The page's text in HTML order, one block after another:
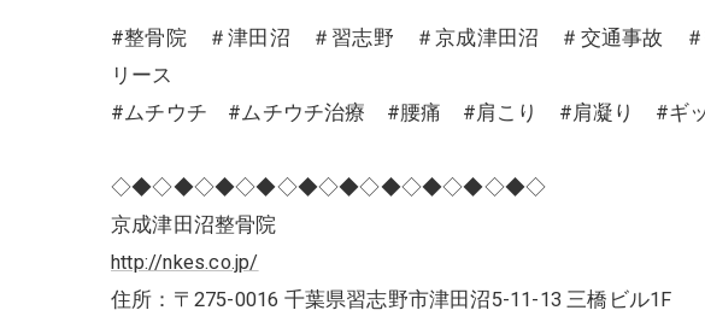
#整骨院 ＃津田沼 ＃習志野 ＃京成津田沼 ＃交通事故
リース
#ムチウチ #ムチウチ治療 #腰痛 #肩こり #肩凝り #ギ
◇◆◇◆◇◆◇◆◇◆◇◆◇◆◇◆◇◆◇◆◇
京成津田沼整骨院
http://nkes.co.jp/
住所：〒275-0016 千葉県習志野市津田沼5-11-13 三橋ビル1F